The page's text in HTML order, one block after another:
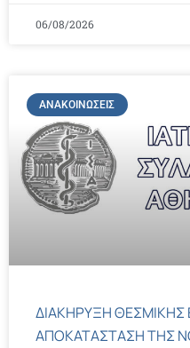
06/08/2026
ΑΝΑΚΟΙΝΏΣΕΙΣ
ΔΙΑΚΗΡΥΞΗ ΘΕΣΜΙΚΗΣ
ΑΠΟΚΑΤΑΣΤΑΣΗ ΤΗΣ